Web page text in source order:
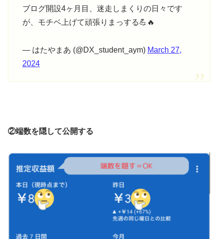
ブログ開設4ヶ月目、迷走しまくりの日々です
が、モチベ上げて頑張りまっする💪🔥
— はたやまあ (@DX_student_aym) March 27,
2024
②端数を隠して公開する